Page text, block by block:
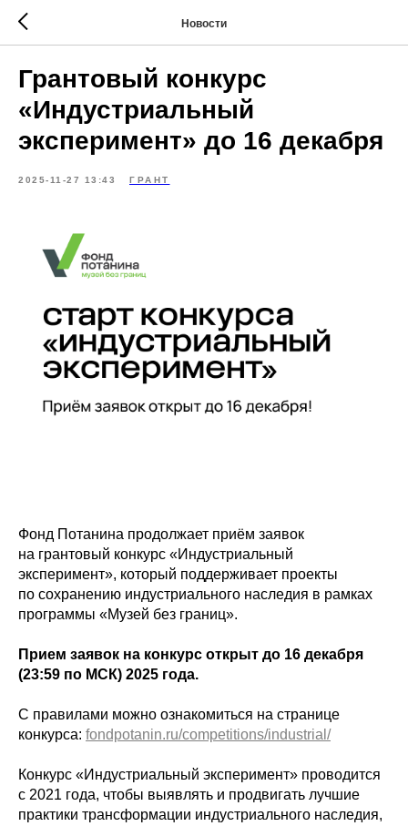
Новости
Грантовый конкурс
«Индустриальный
эксперимент» до 16 декабря
2025-11-27 13:43 ГРАНТ
Фонд Потанина продолжает приём заявок
на грантовый конкурс «Индустриальный
эксперимент», который поддерживает проекты
по сохранению индустриального наследия в рамках
программы «Музей без границ».
Прием заявок на конкурс открыт до 16 декабря
(23:59 по МСК) 2025 года.
С правилами можно ознакомиться на странице
конкурса: fondpotanin.ru/competitions/industrial/
Конкурс «Индустриальный эксперимент» проводится
с 2021 года, чтобы выявлять и продвигать лучшие
практики трансформации индустриального наследия,